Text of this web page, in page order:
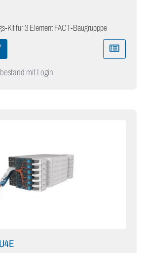
Kit für 3 Element FACT-Baugrupppe
mit Login